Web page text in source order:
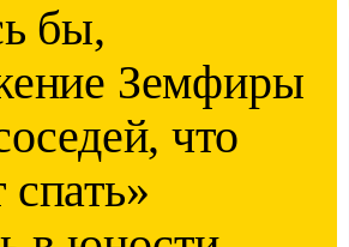
бы,
Земфиры
что